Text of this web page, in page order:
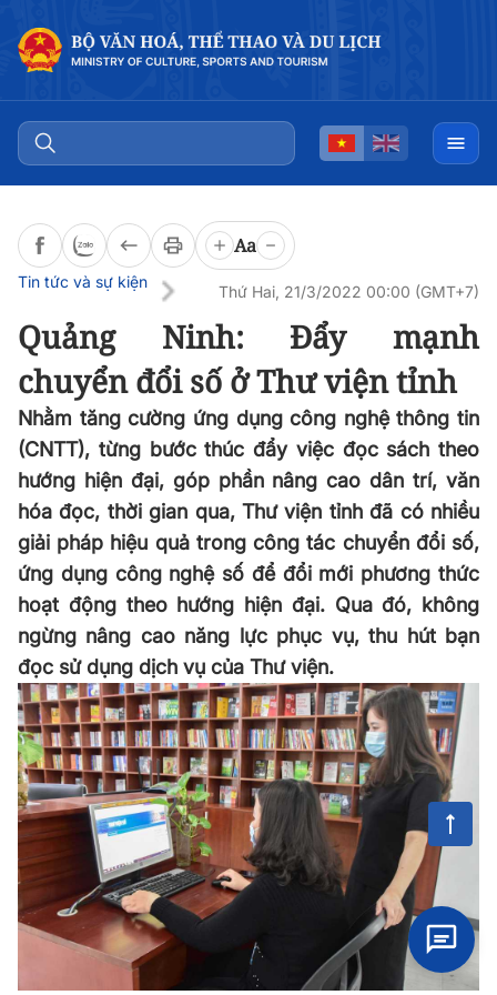
Aa
Tin tức và sự kiện
Thứ Hai, 21/3/2022 00:00 (GMT+7)
Quảng Ninh: Đẩy mạnh
chuyển đổi số ở Thư viện tỉnh
Nhằm tăng cường ứng dụng công nghệ thông tin
(CNTT), từng bước thúc đẩy việc đọc sách theo
hướng hiện đại, góp phần nâng cao dân trí, văn
hóa đọc, thời gian qua, Thư viện tỉnh đã có nhiều
giải pháp hiệu quả trong công tác chuyển đổi số,
ứng dụng công nghệ số để đổi mới phương thức
hoạt động theo hướng hiện đại. Qua đó, không
ngừng nâng cao năng lực phục vụ, thu hút bạn
đọc sử dụng dịch vụ của Thư viện.
Đọc bài